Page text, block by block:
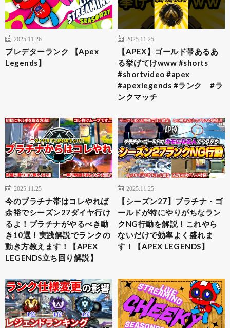
2025.11.26
プレデターランク 【Apex
Legends】
2025.11.25
【APEX】ゴールド帯あるあ
る挙げてけwww #shorts
#shortvideo #apex
#apexlegends #ランク #ラ
ンクマッチ
2025.11.25
今のプラチナ帯はコレやれば
余裕でシーズン27ダイヤ行け
るよ！プラチナがやるべき動
き10選！実践解説でランクの
動き方教えます！【APEX
LEGENDS立ち回り解説】
2025.11.25
【シーズン27】プラチナ・ゴ
ールドが特にやりがちなラン
クNG行動を解説！これやら
ないだけで効率よく盛れま
す！【APEX LEGENDS】